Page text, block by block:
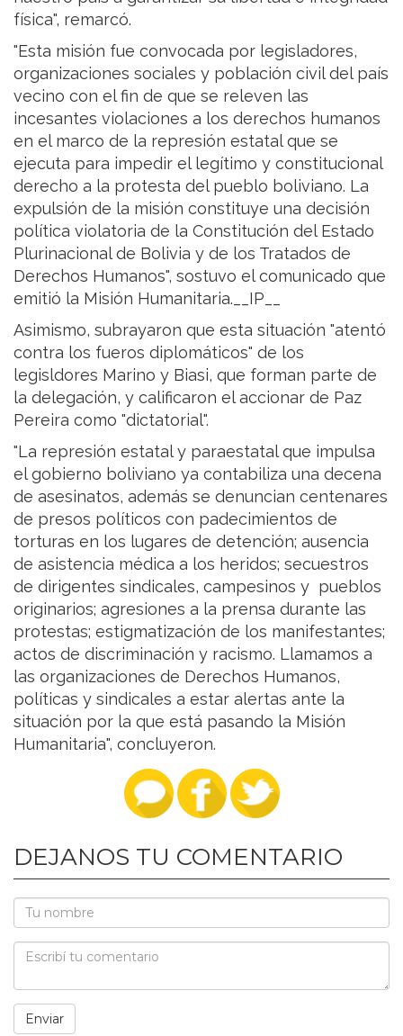
física", remarcó.
"Esta misión fue convocada por legisladores,
organizaciones sociales y población civil del país
vecino con el fin de que se releven las
incesantes violaciones a los derechos humanos
en el marco de la represión estatal que se
ejecuta para impedir el legítimo y constitucional
derecho a la protesta del pueblo boliviano. La
expulsión de la misión constituye una decisión
política violatoria de la Constitución del Estado
Plurinacional de Bolivia y de los Tratados de
Derechos Humanos", sostuvo el comunicado que
emitió la Misión Humanitaria.__IP__
Asimismo, subrayaron que esta situación "atentó
contra los fueros diplomáticos" de los
legisldores Marino y Biasi, que forman parte de
la delegación, y calificaron el accionar de Paz
Pereira como "dictatorial".
"La represión estatal y paraestatal que impulsa
el gobierno boliviano ya contabiliza una decena
de asesinatos, además se denuncian centenares
de presos políticos con padecimientos de
torturas en los lugares de detención; ausencia
de asistencia médica a los heridos; secuestros
de dirigentes sindicales, campesinos y pueblos
originarios; agresiones a la prensa durante las
protestas; estigmatización de los manifestantes;
actos de discriminación y racismo. Llamamos a
las organizaciones de Derechos Humanos,
políticas y sindicales a estar alertas ante la
situación por la que está pasando la Misión
Humanitaria", concluyeron.
DEJANOS TU COMENTARIO